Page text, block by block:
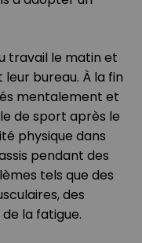
travail le matin et
bureau. À la fin
mentalement et
de sport après le
physique dans
pendant des
tels que des
des
la fatigue.